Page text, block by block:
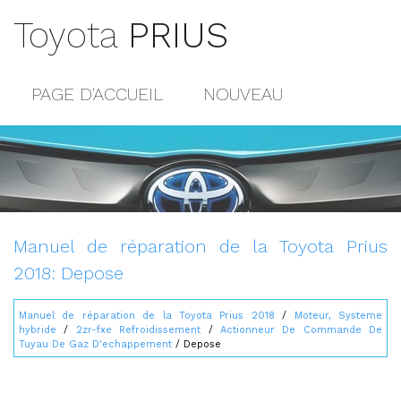
Toyota PRIUS
PAGE D'ACCUEIL NOUVEAU
POPULAIRE
CONTACTS
Manuel de réparation de la Toyota Prius
2018: Depose
Manuel de réparation de la Toyota Prius 2018 /
Moteur, Systeme
hybride / 2zr-fxe Refroidissement / Actionneur De Commande De
Tuyau De Gaz D'echappement / Depose